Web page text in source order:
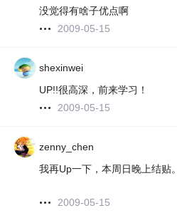
没觉得有啥子优点啊
2009-05-15
shexinwei
UP!!很高深，前来学习！
2009-05-15
zenny_chen
我再Up一下，本周日晚上结贴。
2009-05-15